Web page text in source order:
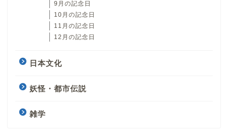
9月の記念日
10月の記念日
11月の記念日
12月の記念日
日本文化
妖怪・都市伝説
雑学